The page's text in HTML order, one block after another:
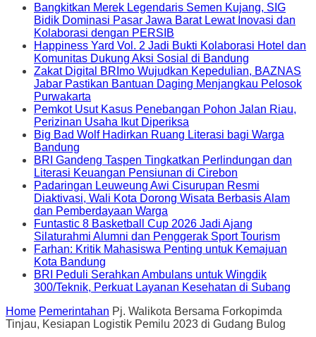
Bangkitkan Merek Legendaris Semen Kujang, SIG
Bidik Dominasi Pasar Jawa Barat Lewat Inovasi dan
Kolaborasi dengan PERSIB
Happiness Yard Vol. 2 Jadi Bukti Kolaborasi Hotel dan
Komunitas Dukung Aksi Sosial di Bandung
Zakat Digital BRImo Wujudkan Kepedulian, BAZNAS
Jabar Pastikan Bantuan Daging Menjangkau Pelosok
Purwakarta
Pemkot Usut Kasus Penebangan Pohon Jalan Riau,
Perizinan Usaha Ikut Diperiksa
Big Bad Wolf Hadirkan Ruang Literasi bagi Warga
Bandung
BRI Gandeng Taspen Tingkatkan Perlindungan dan
Literasi Keuangan Pensiunan di Cirebon
Padaringan Leuweung Awi Cisurupan Resmi
Diaktivasi, Wali Kota Dorong Wisata Berbasis Alam
dan Pemberdayaan Warga
Funtastic 8 Basketball Cup 2026 Jadi Ajang
Silaturahmi Alumni dan Penggerak Sport Tourism
Farhan: Kritik Mahasiswa Penting untuk Kemajuan
Kota Bandung
BRI Peduli Serahkan Ambulans untuk Wingdik
300/Teknik, Perkuat Layanan Kesehatan di Subang
Home Pemerintahan Pj. Walikota Bersama Forkopimda
Tinjau, Kesiapan Logistik Pemilu 2023 di Gudang Bulog